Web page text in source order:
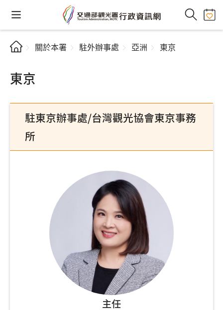
關於本署 駐外辦事處 亞洲 東京
東京
駐東京辦事處/台灣觀光協會東京事務
所
主任